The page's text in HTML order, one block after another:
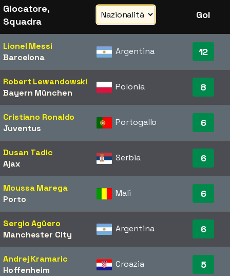
Giocatore,
Squadra
Gol
Lionel Messi
Barcelona
Argentina 12
Robert Lewandowski
Bayern München
Polonia 8
Cristiano Ronaldo
Juventus
Portogallo 6
Dusan Tadic
Ajax
Serbia 6
Moussa Marega
Porto
Mali 6
Sergio Agüero
Manchester City
Argentina 6
Andrej Kramaric
Hoffenheim
Croazia 5